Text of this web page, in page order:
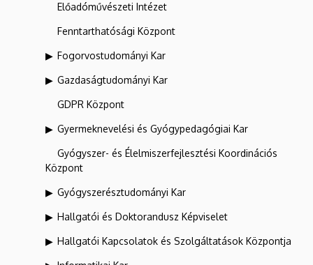
Előadóművészeti Intézet
Fenntarthatósági Központ
Fogorvostudományi Kar
Gazdaságtudományi Kar
GDPR Központ
Gyermeknevelési és Gyógypedagógiai Kar
Gyógyszer- és Élelmiszerfejlesztési Koordinációs
Központ
Gyógyszerésztudományi Kar
Hallgatói és Doktorandusz Képviselet
Hallgatói Kapcsolatok és Szolgáltatások Központja